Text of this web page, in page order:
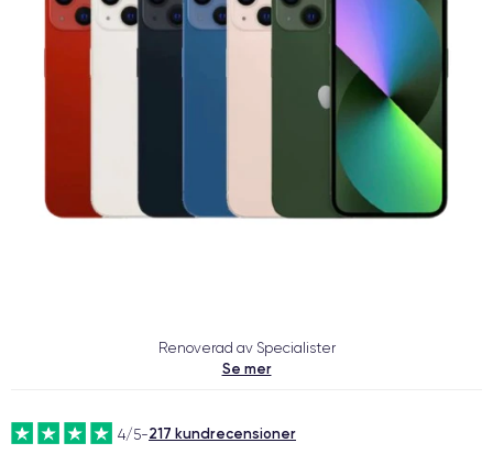
Renoverad av Specialister
Se mer
4/5-217 kundrecensioner